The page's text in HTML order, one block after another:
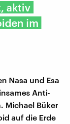
aktiv
im
Nasa und Esa
Anti-
Michael Büker
auf die Erde